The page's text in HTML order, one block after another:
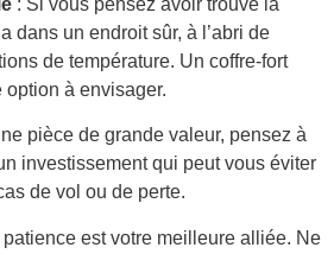
: Si vous pensez avoir trouvé la
dans un endroit sûr, à l’abri de
de température. Un coffre-fort
option à envisager.
pièce de grande valeur, pensez à
investissement qui peut vous éviter
de vol ou de perte.
est votre meilleure alliée. Ne